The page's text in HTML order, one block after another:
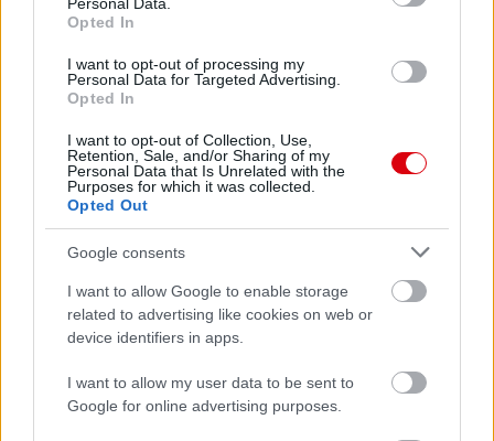
Opted In
I want to opt-out of processing my
Personal Data for Targeted Advertising.
Opted In
I want to opt-out of Collection, Use,
Retention, Sale, and/or Sharing of my
Personal Data that Is Unrelated with the
Purposes for which it was collected.
Opted Out
Google consents
I want to allow Google to enable storage
related to advertising like cookies on web or
device identifiers in apps.
I want to allow my user data to be sent to
Google for online advertising purposes.
Meccs Center